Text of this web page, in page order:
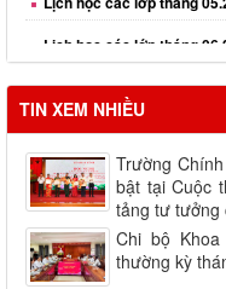
Lịch học các lớp tháng
TIN XEM NHIỀU
Trường
bật tại Cuộc
tảng tư tưởng
Chi bộ
thường kỳ